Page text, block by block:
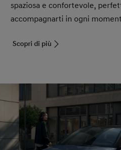
spaziosa e confortevole,
accompagnarti in ogni
Scopri di più